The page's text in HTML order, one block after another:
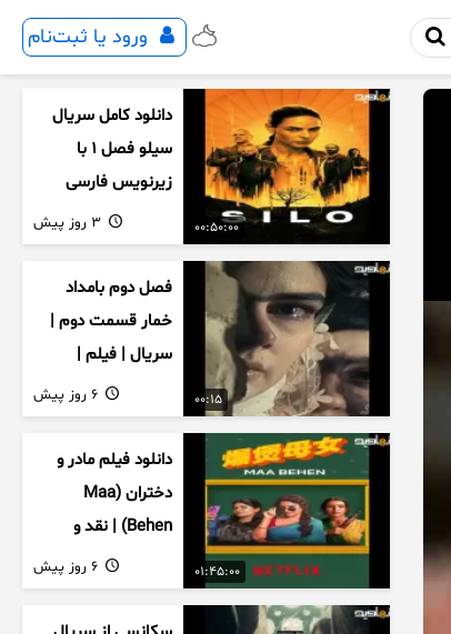
ورود یا ثبت‌نام
00:50:00
دانلود کامل سریال
سیلو فصل ۱ با
زیرنویس فارسی
00:15
فصل دوم بامداد
خمار قسمت دوم |
سریال | فیلم |
نمایش خانگی |
محبوبه | سینمایی
01:45:00
دانلود فیلم مادر و
دختران (Maa
Behen) | نقد و
بررسی درام خانوادگی
هندی